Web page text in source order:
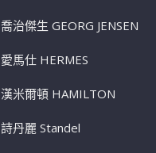
喬治傑生 GEORG JENSEN
愛馬仕 HERMES
漢米爾頓 HAMILTON
詩丹麗 Standel